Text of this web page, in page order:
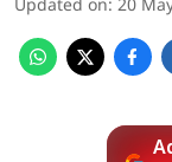
Updated on: 20